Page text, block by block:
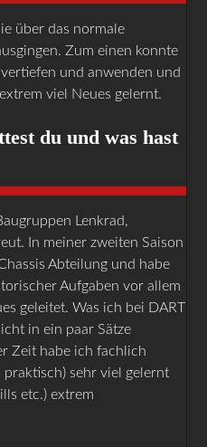
über das normale
Zum einen konnte
und anwenden und
viel Neues gelernt.
du und was hast
Lenkrad,
In meiner zweiten Saison
Abteilung und habe
Aufgaben vor allem
geleitet. Was ich bei DART
in ein paar Sätze
Zeit habe ich fachlich
sehr viel gelernt
etc.) extrem